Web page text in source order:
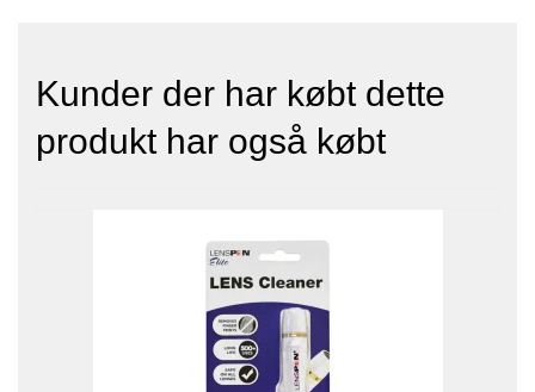
Kunder der har købt dette
produkt har også købt